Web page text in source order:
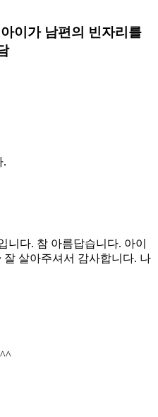
이가 남편의 빈자리를
.
니다. 참 아름답습니다. 아이
잘 살아주셔서 감사합니다. 나